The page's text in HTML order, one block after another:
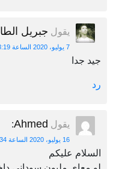
يقول جبريل
7 يوليو، 2020 الساعة 3:19 ص
جيد جدا
رد
يقول Ahmed
:
16 يوليو، 2020 الساعة 10:34 ص
السلام عليكم